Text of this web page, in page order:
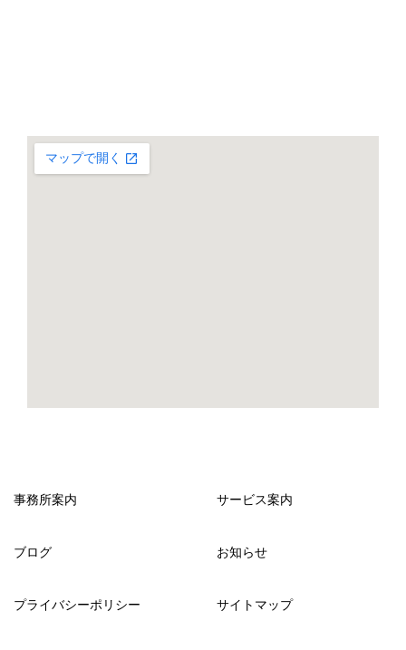
事務所案内 サービス案内
ブログ お知らせ
プライバシーポリシー サイトマップ